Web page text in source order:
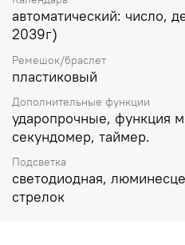
автоматический: число,
2039г)
Ремешок/браслет
пластиковый
Дополнительные функции
ударопрочные, функция
секундомер, таймер.
Подсветка
светодиодная,
стрелок